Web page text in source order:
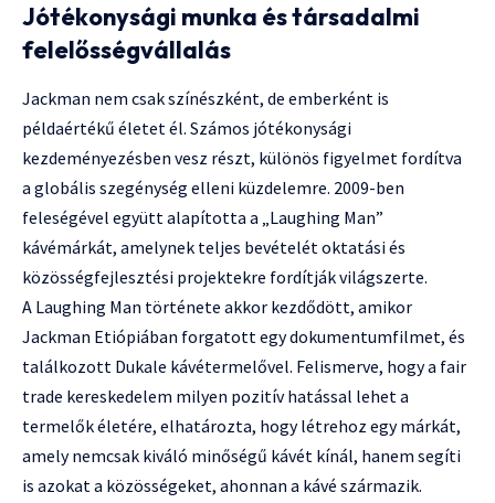
Jótékonysági munka és társadalmi
felelősségvállalás
Jackman nem csak színészként, de emberként is
példaértékű életet él. Számos jótékonysági
kezdeményezésben vesz részt, különös figyelmet fordítva
a globális szegénység elleni küzdelemre. 2009-ben
feleségével együtt alapította a „Laughing Man”
kávémárkát, amelynek teljes bevételét oktatási és
közösségfejlesztési projektekre fordítják világszerte.
A Laughing Man története akkor kezdődött, amikor
Jackman Etiópiában forgatott egy dokumentumfilmet, és
találkozott Dukale kávétermelővel. Felismerve, hogy a fair
trade kereskedelem milyen pozitív hatással lehet a
termelők életére, elhatározta, hogy létrehoz egy márkát,
amely nemcsak kiváló minőségű kávét kínál, hanem segíti
is azokat a közösségeket, ahonnan a kávé származik.